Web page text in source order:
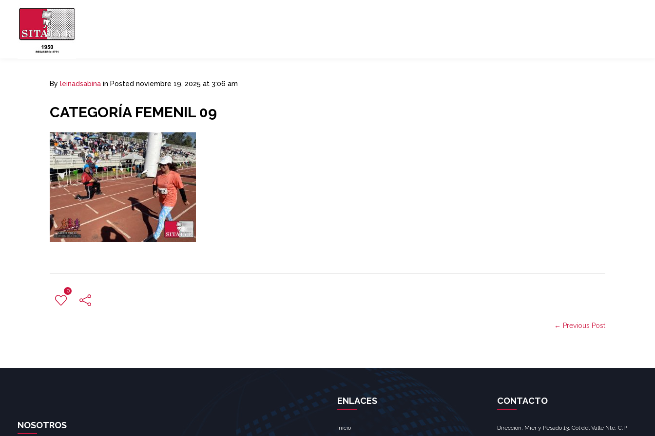
By leinadsabina in Posted noviembre 19, 2025 at 3:06 am
CATEGORÍA FEMENIL 09
0
← Previous Post
NOSOTROS
ENLACES
Inicio
CONTACTO
Dirección: Mier y Pesado 13, Col del Valle Nte, C.P.